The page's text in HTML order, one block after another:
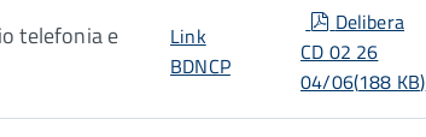
telefonia e
Link
BDNCP
pdf
Delibera
CD 02 26
04/06(188 KB)